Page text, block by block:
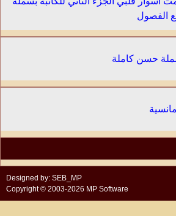
الفصول
حسن كاملة
Designed by: SEB_MP
Copyright © 2003-2026 MP Software